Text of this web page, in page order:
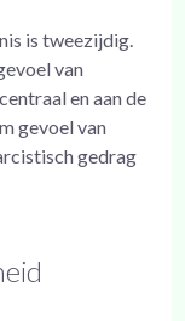
is tweezijdig.
van
en aan de
gevoel van
gedrag